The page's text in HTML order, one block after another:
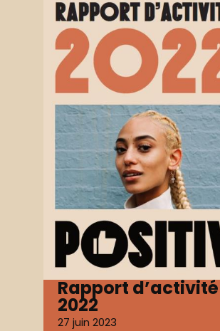
Rapport d’activité
2022
27 juin 2023